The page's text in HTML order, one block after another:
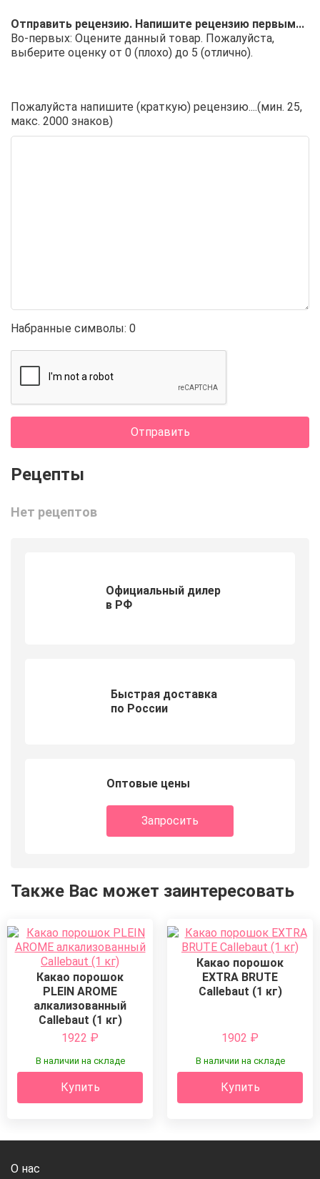
Отправить рецензию. Напишите рецензию первым...
Во-первых: Оцените данный товар. Пожалуйста,
выберите оценку от 0 (плохо) до 5 (отлично).
Пожалуйста напишите (краткую) рецензию....(мин. 25,
макс. 2000 знаков)
Набранные символы: 0
Отправить
Нет рецептов
Официальный дилер
в РФ
Быстрая доставка
по России
Оптовые цены
Запросить
Также Вас может заинтересовать
Какао порошок
PLEIN AROME
алкализованный
Callebaut (1 кг)
1922 ₽
В наличии на складе
Купить
Какао порошок
EXTRA BRUTE
Callebaut (1 кг)
1902 ₽
В наличии на складе
Купить
О нас